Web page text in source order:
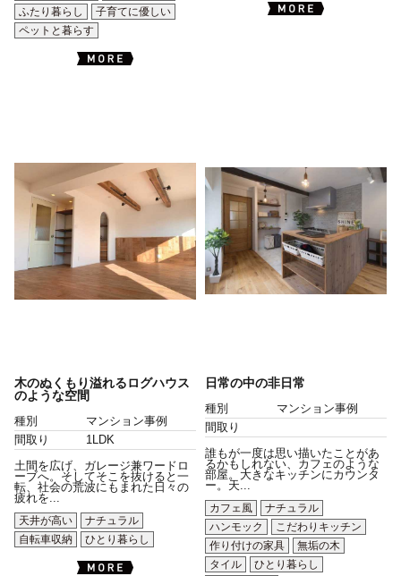
ふたり暮らし
子育てに優しい
ペットと暮らす
木のぬくもり溢れるログハウス
のような空間
種別
マンション事例
間取り
1LDK
土間を広げ、ガレージ兼ワードロ
ーブへ。そしてそこを抜けると一
転、社会の荒波にもまれた日々の
疲れを...
天井が高い
ナチュラル
自転車収納
ひとり暮らし
日常の中の非日常
種別
マンション事例
間取り
誰もが一度は思い描いたことがあ
るかもしれない、カフェのような
部屋。大きなキッチンにカウンタ
ー。天...
カフェ風
ナチュラル
ハンモック
こだわりキッチン
作り付けの家具
無垢の木
タイル
ひとり暮らし